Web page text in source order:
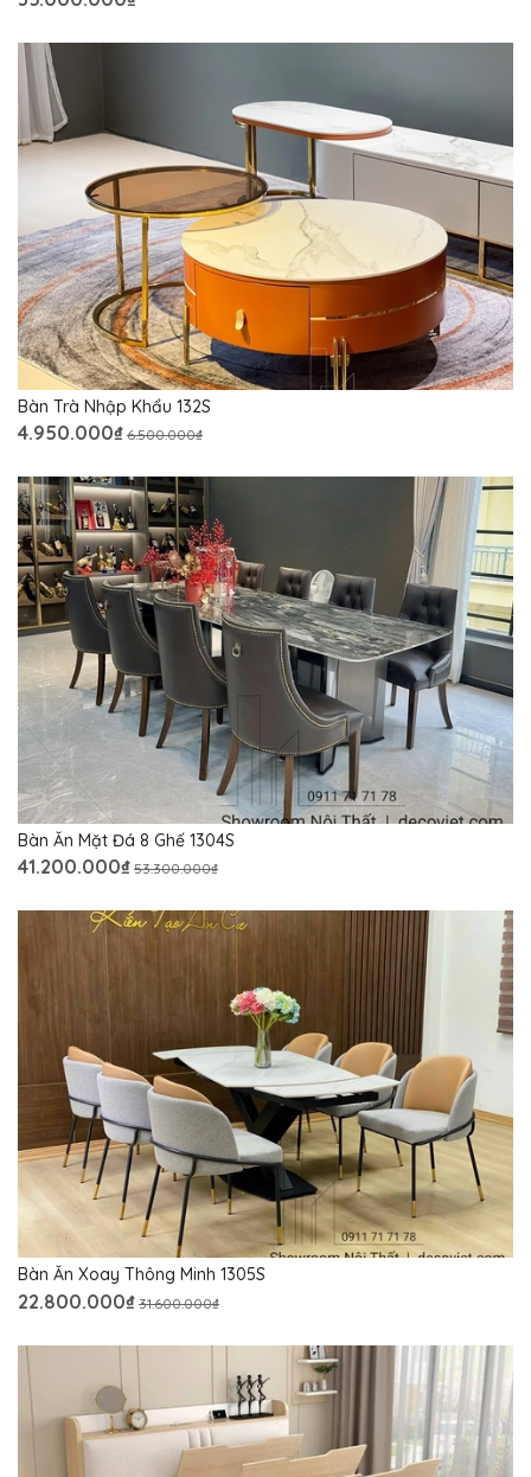
Bàn Trà Nhập Khẩu 132S
4.950.000₫ 6.500.000₫
Bàn Ăn Mặt Đá 8 Ghế 1304S
41.200.000₫ 53.300.000₫
Bàn Ăn Xoay Thông Minh 1305S
22.800.000₫ 31.600.000₫